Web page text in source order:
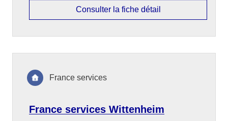
Consulter la fiche détail
France services Wittenheim
France services